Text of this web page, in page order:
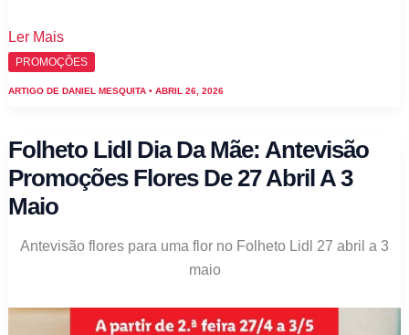
Folheto
Pingo
Mãe:
Antevisão
Promoções
28
Ler Mais
PROMOÇÕES
ARTIGO DE DANIEL MESQUITA • ABRIL 26, 2026
Folheto Lidl Dia Da Mãe: Antevisão
Promoções Flores De 27 Abril A 3
Maio
Antevisão flores para uma flor no Folheto Lidl 27 abril a 3
maio